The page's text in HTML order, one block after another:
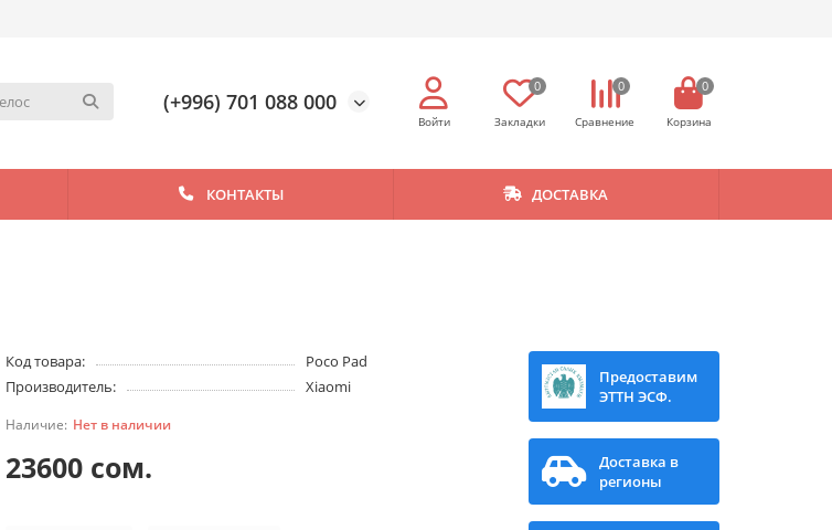
(+996) 701 088 000
0 0 0
КОНТАКТЫ ДОСТАВКА
Код товара:
Poco Pad
Производитель:
Xiaomi
Нет в наличии
23600 сом.
Предоставим
ЭТТН ЭСФ.
Доставка в
регионы